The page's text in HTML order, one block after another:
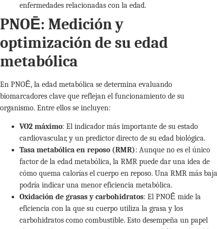
enfermedades relacionadas con la edad.
PNOĒ: Medición y
optimización de su edad
metabólica
En PNOĒ, la edad metabólica se determina evaluando
biomarcadores clave que reflejan el funcionamiento de su
organismo. Entre ellos se incluyen:
VO2 máximo: El indicador más importante de su estado
cardiovascular, y un predictor directo de su edad biológica.
Tasa metabólica en reposo (RMR): Aunque no es el único
factor de la edad metabólica, la RMR puede dar una idea de
cómo quema calorías el cuerpo en reposo. Una RMR más baja
podría indicar una menor eficiencia metabólica.
Oxidación de grasas y carbohidratos: El PNOĒ mide la
eficiencia con la que su cuerpo utiliza la grasa y los
carbohidratos como combustible. Esto desempeña un papel